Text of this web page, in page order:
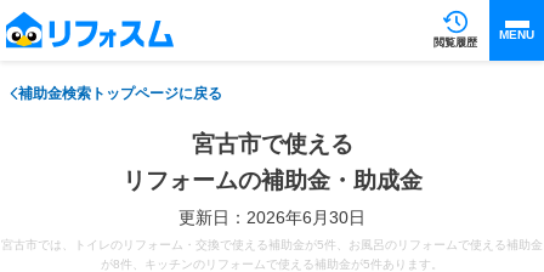
閲覧履歴
MENU
補助金検索トップページに戻る
宮古市で使える
リフォームの補助金・助成金
更新日：2026年6月30日
宮古市では、トイレのリフォーム・交換で使える補助金が5件、お風呂のリフォームで使える補助金
が8件、キッチンのリフォームで使える補助金が5件あります。